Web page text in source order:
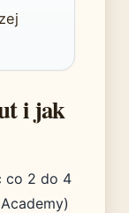
i jak
co 2 do 4